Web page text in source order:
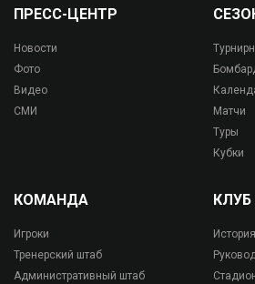
ПРЕСС-ЦЕНТР
Новости
Фото
Видео
СМИ
Матчи
Туры
Кубки
КОМАНДА
Игроки
Тренерский штаб
Административный штаб
КЛУБ
История